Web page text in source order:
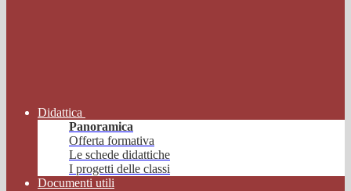
Didattica
Panoramica
Offerta formativa
Le schede didattiche
I progetti delle classi
Documenti utili